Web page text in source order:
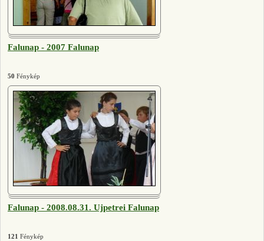
Falunap - 2007 Falunap
50 Fénykép
Falunap - 2008.08.31. Ujpetrei Falunap
121 Fénykép